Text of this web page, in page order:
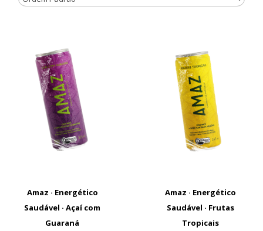
Selecionar
Amaz · Energético
Saudável · Açaí com
Guaraná
Selecionar
Amaz · Energético
Saudável · Frutas
Tropicais